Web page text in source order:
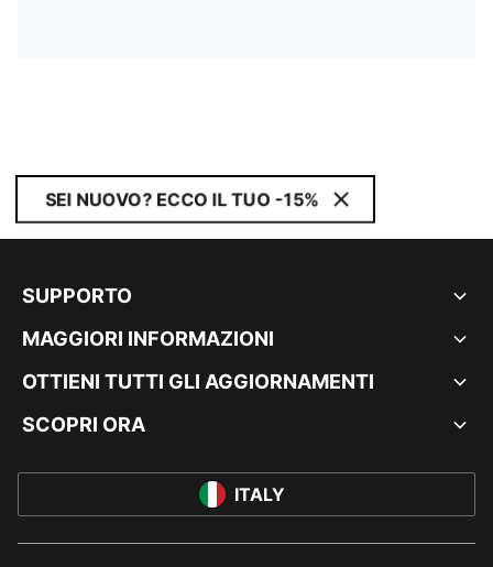
SEI NUOVO? ECCO IL TUO -15%
SUPPORTO
MAGGIORI INFORMAZIONI
OTTIENI TUTTI GLI AGGIORNAMENTI
SCOPRI ORA
ITALY